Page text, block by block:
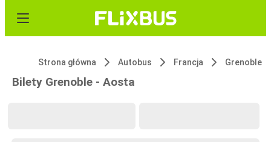
Strona główna Autobus Francja Grenoble
Bilety Grenoble - Aosta